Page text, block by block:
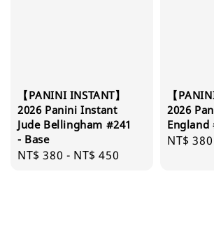
【PANINI INSTANT】
2026 Panini Instant
Jude Bellingham #241
- Base
Regular
NT$ 380 - NT$ 450
【
2026
England
Regular
NT$ 380